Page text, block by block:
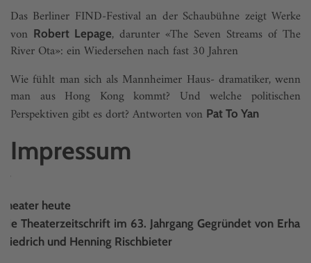
Das Berliner FIND-Festival an der Schaubühne zeigt Werke
von Robert Lepage, darunter «The Seven Streams of The
River Ota»: ein Wiedersehen nach fast 30 Jahren
Wie fühlt man sich als Mannheimer Haus- dramatiker, wenn
man aus Hong Kong kommt? Und welche politischen
Perspektiven gibt es dort? Antworten von Pat To Yan
Impressum
Theater heute
Die Theaterzeitschrift im 63. Jahrgang Gegründet von Erhard
Friedrich und Henning Rischbieter